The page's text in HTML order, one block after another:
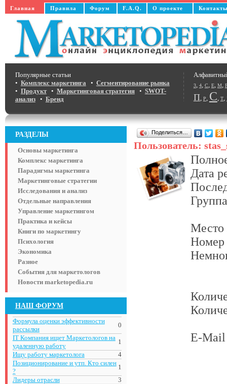
Главная Правила Форум F.A.Q. О проекте
3, 4, C, E, M,
П, Р, С, Т,
Популярные статьи
• Комплекс маркетинга • Сегментирование рынка
• Продукт• Маркетинговая стратегия• SWOT-
анализ• Бренд
РАЗДЕЛЫ
Основы маркетинга
Комплекс маркетинга
Парадигмы маркетинга
Маркетинговые стратегии
Исследования и анализ
Отдельные направления
Управление маркетингом
Практика и кейсы
Книги по маркетингу
Психология
Экономика
Разное
События для маркетологов
Новости marketopedia.ru
НАШ ФОРУМ
Формула оценки эффективности
рассылки
0
IT Компания ищет Маркетологов на
удаленную работу
1
Ищу работу маркетолога
4
Позиционирование и утп. Кто силен
?
1
Лидеры отрасли
3
Поделиться…
Пользователь:
Дата
Место
Номер
E-Mail